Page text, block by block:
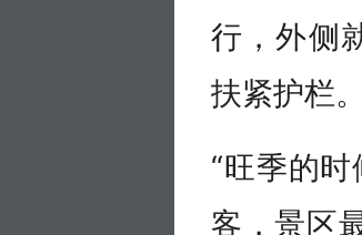
行，外侧
扶紧护栏。
“旺季的
客，景区